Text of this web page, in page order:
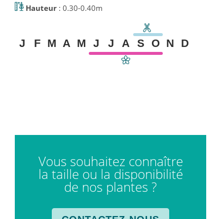
Hauteur : 0.30-0.40m
J F M A M J J A S O N D
Vous souhaitez connaître
la taille ou la disponibilité
de nos plantes ?